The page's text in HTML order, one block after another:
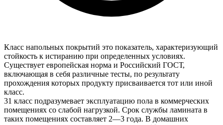
Класс напольных покрытий это показатель, характеризующий
стойкость к истиранию при определенных условиях.
Существует европейская норма и Российский ГОСТ,
включающая в себя различные тесты, по результату
прохождения которых продукту присваивается тот или иной
класс.
31 класс подразумевает эксплуатацию пола в коммерческих
помещениях со слабой нагрузкой. Срок службы ламината в
таких помещениях составляет 2—3 года. В домашних